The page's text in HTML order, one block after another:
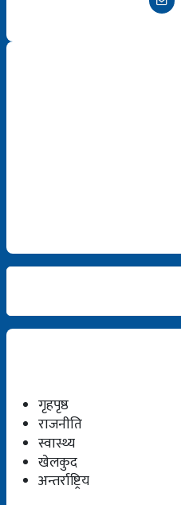
गृहपृष्ठ
राजनीति
स्वास्थ्य
खेलकुद
अन्तर्राष्ट्रिय